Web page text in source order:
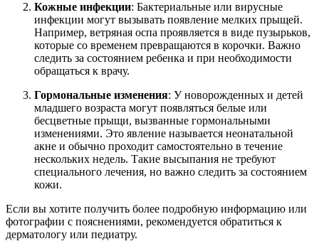
Кожные инфекции: Бактериальные или вирусные
инфекции могут вызывать появление мелких прыщей.
Например, ветряная оспа проявляется в виде пузырьков,
которые со временем превращаются в корочки. Важно
следить за состоянием ребенка и при необходимости
обращаться к врачу.
Гормональные изменения: У новорожденных и детей
младшего возраста могут появляться белые или
бесцветные прыщи, вызванные гормональными
изменениями. Это явление называется неонатальной
акне и обычно проходит самостоятельно в течение
нескольких недель. Такие высыпания не требуют
специального лечения, но важно следить за состоянием
кожи.
Если вы хотите получить более подробную информацию или
фотографии с пояснениями, рекомендуется обратиться к
дерматологу или педиатру.